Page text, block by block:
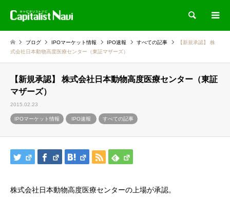
検索
ブログ IPOマーケット情報 IPO速報 すべての記事
【新規承認】 株
式会社日本動物高度医療センター（東証マザーズ）
【新規承認】 株式会社日本動物高度医療センター（東証
マザーズ）
2015.02.23
IPOマーケット情報 IPO速報 すべての記事
株式会社日本動物高度医療センターの上場が承認。